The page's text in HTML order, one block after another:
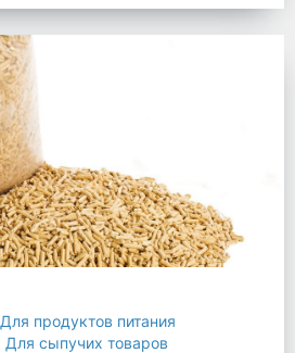
Для продуктов питания
Для сыпучих товаров